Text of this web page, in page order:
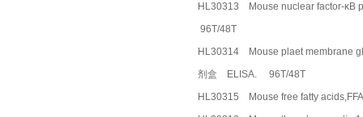
HL30313 Mouse nuclear factor-κB
96T/48T
HL30314 Mouse plaet membrane
剂盒 ELISA. 96T/48T
HL30315 Mouse free fatty